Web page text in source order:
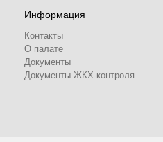
Информация
Контакты
О палате
Документы
Документы ЖКХ-контроля